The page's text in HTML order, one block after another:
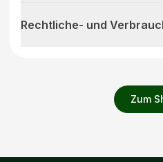
Zum
Rechtliche- und